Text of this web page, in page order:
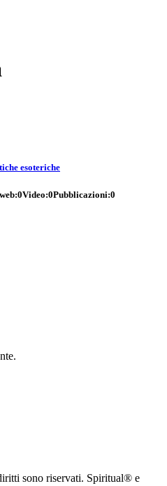
esoteriche
0Video:0Pubblicazioni:0
sono riservati. Spiritual® e